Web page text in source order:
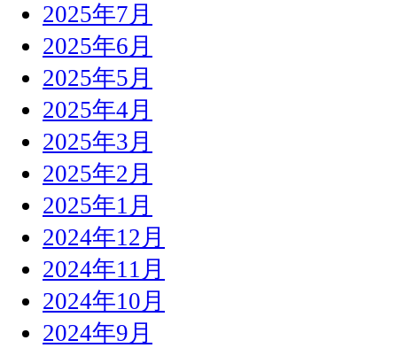
2025年7月
2025年6月
2025年5月
2025年4月
2025年3月
2025年2月
2025年1月
2024年12月
2024年11月
2024年10月
2024年9月